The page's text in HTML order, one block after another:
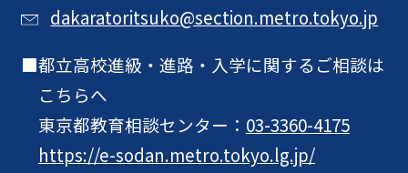
dakaratoritsuko@section.metro.tokyo.jp
都立高校進級・進路・入学に関するご相談は
こちらへ
東京都教育相談センター： 03-3360-4175
https://e-sodan.metro.tokyo.lg.jp/